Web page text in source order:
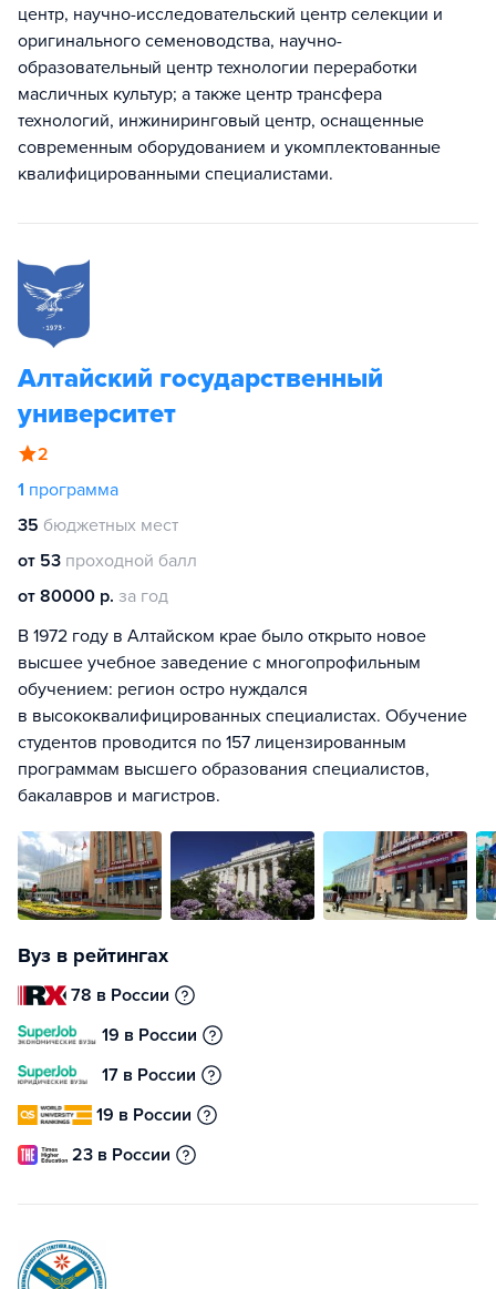
центр, научно-исследовательский центр селекции и
оригинального семеноводства, научно-
образовательный центр технологии переработки
масличных культур; а также центр трансфера
технологий, инжиниринговый центр, оснащенные
современным оборудованием и укомплектованные
квалифицированными специалистами.
Алтайский государственный
университет
2
1 программа
35 бюджетных мест
от 53 проходной балл
от 80000 р. за год
В 1972 году в Алтайском крае было открыто новое
высшее учебное заведение с многопрофильным
обучением: регион остро нуждался
в высококвалифицированных специалистах. Обучение
студентов проводится по 157 лицензированным
программам высшего образования специалистов,
бакалавров и магистров.
Вуз в рейтингах
78 в России
19 в России
17 в России
19 в России
23 в России